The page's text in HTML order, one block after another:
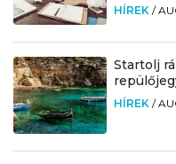
HÍREK /
Startolj
HÍREK /